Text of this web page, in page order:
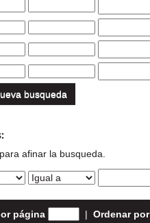
busqueda
afinar la busqueda.
página | Ordenar por